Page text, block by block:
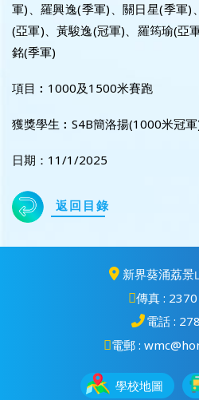
軍)、羅興逸(季軍)、關日星(季軍)
(亞軍)、黃駿逸(冠軍)、羅筠瑜(亞
銘(季軍)
項目︰1000及1500米賽跑
獲獎學生︰S4B簡洛揚(1000米冠
日期：11/1/2025
返回目錄
新界葵涌荔
傳真 :
電話 :
電郵 :
學校地圖